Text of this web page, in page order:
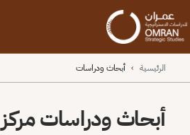
الرئيسية › أبحاث ودراسات
أبحاث ودراسات